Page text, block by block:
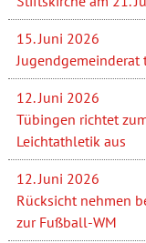
15. Juni 2026
Jugendgemeinderat
12. Juni 2026
Tübingen richtet
Leichtathletik aus
12. Juni 2026
Rücksicht nehmen
zur Fußball-WM